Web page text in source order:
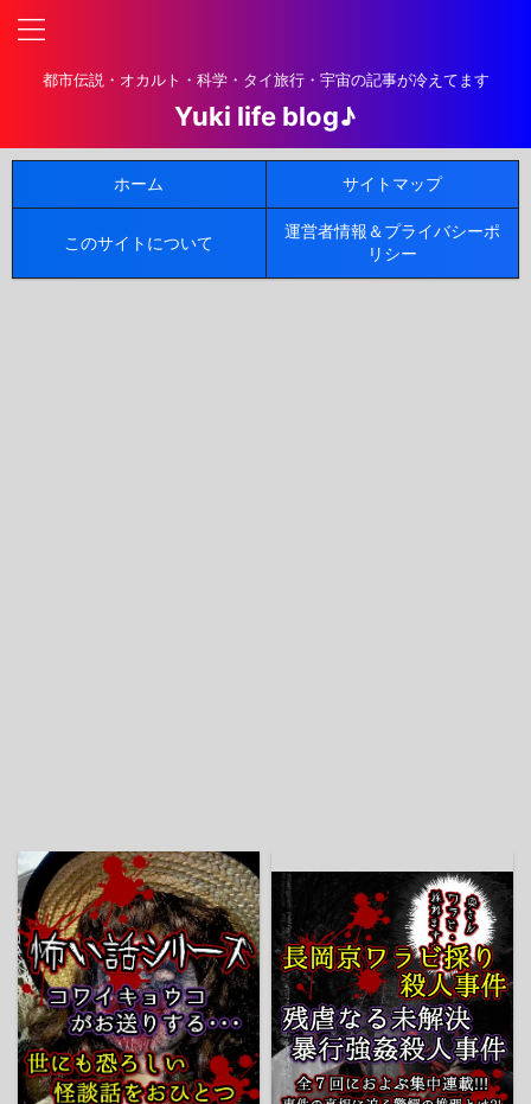
都市伝説・オカルト・科学・タイ旅行・宇宙の記事が冷えてます
Yuki life blog♪
ホーム サイトマップ
このサイトについて
運営者情報＆プライバシーポ
リシー